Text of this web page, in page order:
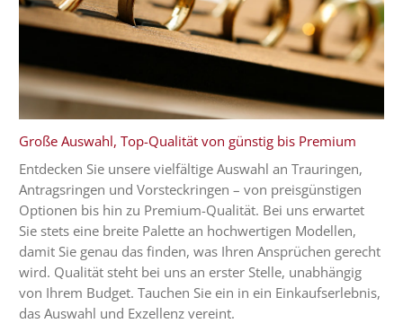
Große Auswahl, Top-Qualität von günstig bis Premium
Entdecken Sie unsere vielfältige Auswahl an Trauringen,
Antragsringen und Vorsteckringen – von preisgünstigen
Optionen bis hin zu Premium-Qualität. Bei uns erwartet
Sie stets eine breite Palette an hochwertigen Modellen,
damit Sie genau das finden, was Ihren Ansprüchen gerecht
wird. Qualität steht bei uns an erster Stelle, unabhängig
von Ihrem Budget. Tauchen Sie ein in ein Einkaufserlebnis,
das Auswahl und Exzellenz vereint.